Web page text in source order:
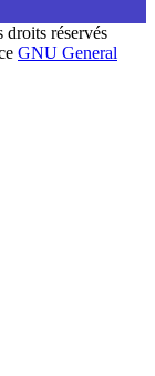
réservés
GNU General